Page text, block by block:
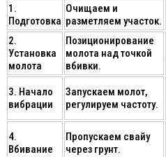
1.
Подготовка
Очищаем и
разметляем участок.
2.
Установка
молота
Позиционирование
молота над точкой
вбивки.
3. Начало
вибрации
Запускаем молот,
регулируем частоту.
4.
Вбивание
Пропускаем свайу
через грунт.